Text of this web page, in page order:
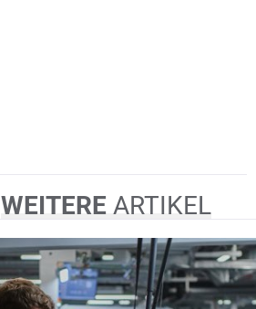
WEITEREARTIKEL